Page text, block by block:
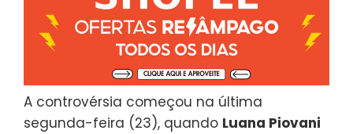
A controvérsia começou na última
segunda-feira (23), quando Luana Piovani